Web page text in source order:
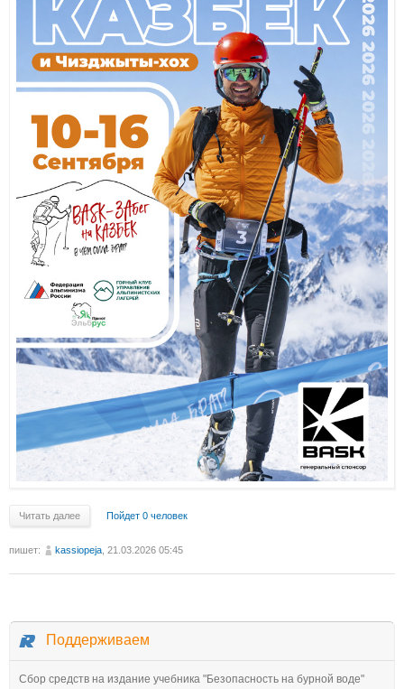
Читать далее Пойдет 0 человек
пишет: kassiopeja , 21.03.2026 05:45
Поддерживаем
Сбор средств на издание учебника "Безопасность на бурной воде"